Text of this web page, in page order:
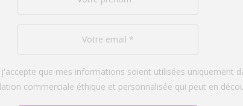
que mes informations soient utilisées uniquement
commerciale éthique et personnalisée qui peut en